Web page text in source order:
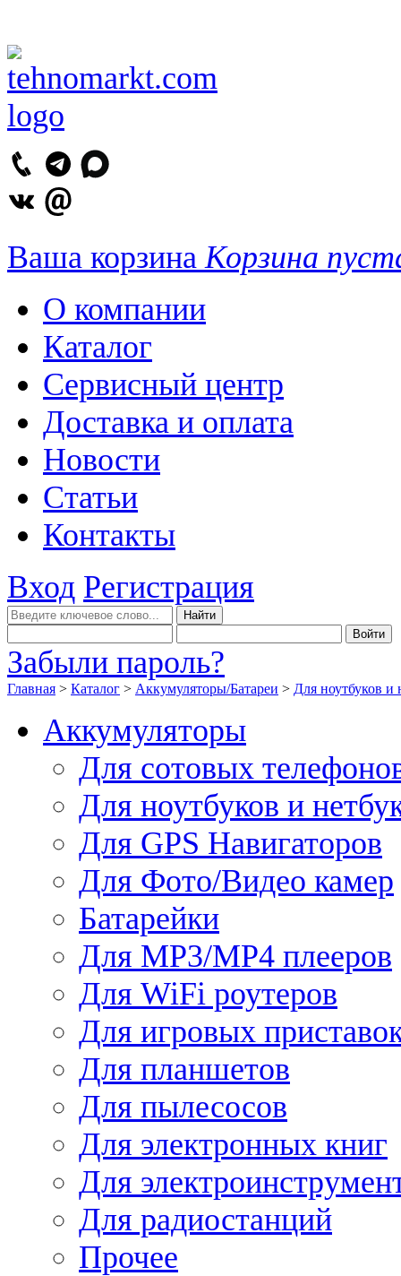
Ваша корзина Корзина
О компании
Каталог
Сервисный центр
Доставка и оплата
Новости
Статьи
Контакты
Вход Регистрация
Забыли пароль?
Главная > Каталог > Аккумуляторы/Батареи > Для ноутбуков и
Аккумуляторы
Для сотовых
Для ноутбуков и
Для GPS Навигаторов
Для Фото/Видео камер
Батарейки
Для MP3/MP4 плееров
Для WiFi роутеров
Для игровых
Для планшетов
Для пылесосов
Для электронных книг
Для
Для радиостанций
Прочее